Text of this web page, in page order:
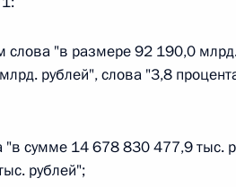
в Трудовой кодекс Российской
в Федеральный закон «О
слова "в размере 92 190,0
рублей", слова "3,8
"в сумме 14 678 830 477,9 тыс.
рублей";